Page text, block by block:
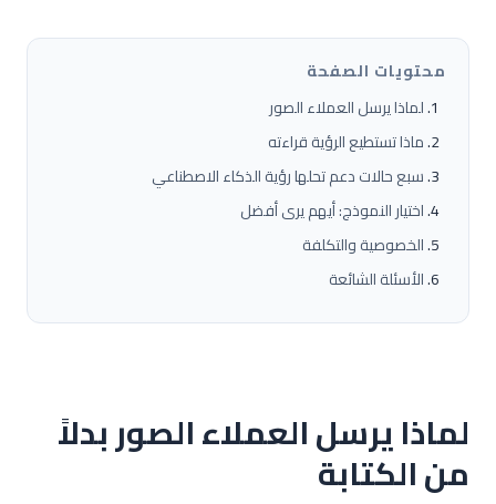
محتويات الصفحة
لماذا يرسل العملاء الصور
ماذا تستطيع الرؤية قراءته
سبع حالات دعم تحلها رؤية الذكاء الاصطناعي
اختيار النموذج: أيهم يرى أفضل
الخصوصية والتكلفة
الأسئلة الشائعة
لماذا يرسل العملاء الصور بدلاً
من الكتابة